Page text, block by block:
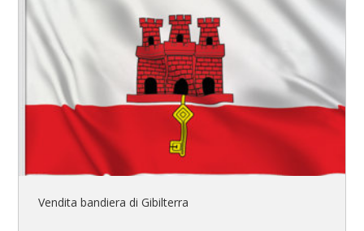
Vendita bandiera di Gibilterra